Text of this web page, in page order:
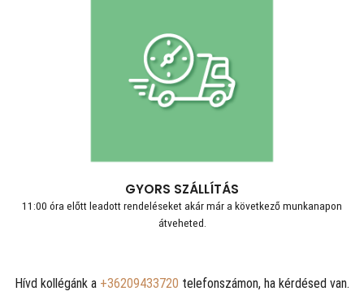
GYORS SZÁLLÍTÁS
11:00 óra előtt leadott rendeléseket akár már a következő munkanapon
átveheted.
Hívd kollégánk a +36209433720 telefonszámon, ha kérdésed van.